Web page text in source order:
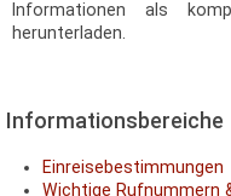
Informationen als
herunterladen.
Informationsbereiche
Einreisebestimmungen
Wichtige Rufnummern